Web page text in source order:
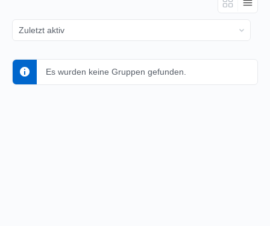
Bestellen
nach:
Es wurden keine Gruppen gefunden.